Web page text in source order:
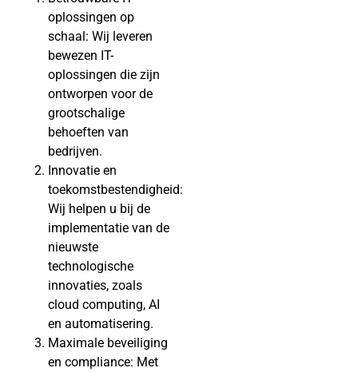
oplossingen op
schaal: Wij leveren
bewezen IT-
oplossingen die zijn
ontworpen voor de
grootschalige
behoeften van
bedrijven.
Innovatie en
toekomstbestendigheid:
Wij helpen u bij de
implementatie van de
nieuwste
technologische
innovaties, zoals
cloud computing, AI
en automatisering.
Maximale beveiliging
en compliance: Met